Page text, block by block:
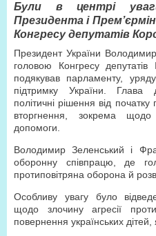
Були в центрі
Президента і
Конгресу депутатів
Президент України Володимир
головою Конгресу депутатів
подякував парламенту,
підтримку України. Глава
політичні рішення від
вторгнення, зокрема щодо
допомоги.
Володимир Зеленський і
оборонну співпрацю, де
протиповітряна оборона й
Особливу увагу було
щодо злочину агресії
повернення українських дітей,